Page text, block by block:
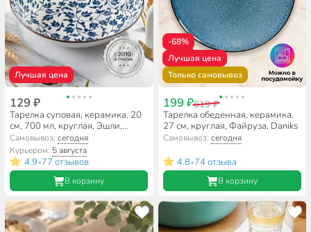
Лучшая цена
129 ₽
Тарелка суповая, керамика, 20
см, 700 мл, круглая, Эшли,
Daniks
Самовывоз:сегодня
Курьером: 5 августа
4.9•77 отзывов
В корзину
-68%
Лучшая цена
Только самовывоз
199 ₽619 ₽
Тарелка обеденная, керамика,
27 см, круглая, Файруза, Daniks
Самовывоз: сегодня
4.8•74 отзыва
В корзину